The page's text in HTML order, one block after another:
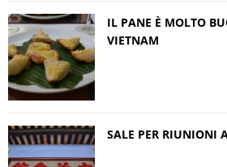
IL PANE È MOLTO
VIETNAM
SALE PER RIUNIONI